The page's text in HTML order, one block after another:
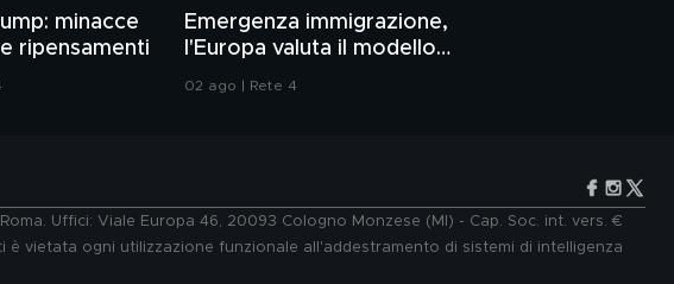
minacce
ripensamenti
Emergenza immigrazione,
l'Europa valuta il modello
02 ago | Rete 4
Uffici: Viale Europa 46, 20093 Cologno Monzese (MI) - Cap. Soc. int. vers. €
vietata ogni utilizzazione funzionale all'addestramento di sistemi di intelligenza